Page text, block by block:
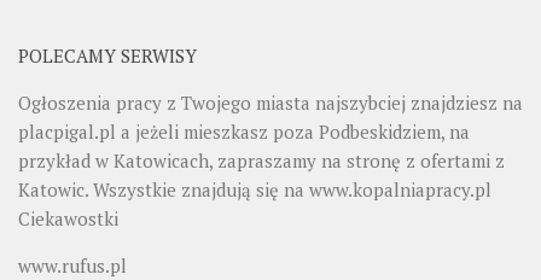
POLECAMY SERWISY
Ogłoszenia pracy z Twojego miasta najszybciej znajdziesz na
placpigal.pl a jeżeli mieszkasz poza Podbeskidziem, na
przykład w Katowicach, zapraszamy na stronę z ofertami z
Katowic. Wszystkie znajdują się na www.kopalniapracy.pl
Ciekawostki
www.rufus.pl